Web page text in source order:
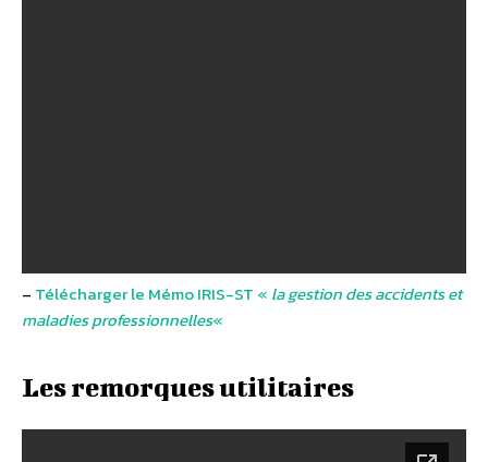
– Télécharger le Mémo IRIS-ST « la gestion des accidents et
maladies professionnelles«
Les remorques utilitaires